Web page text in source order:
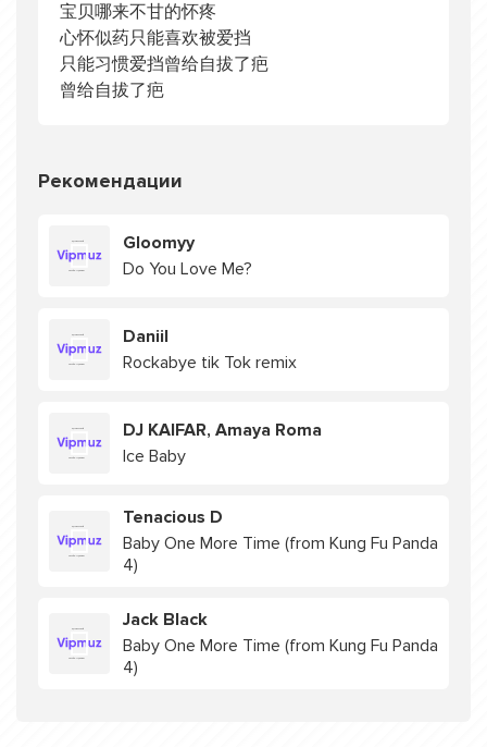
宝贝哪来不甘的怀疼
心怀似药只能喜欢被爱挡
只能习惯爱挡曾给自拔了疤
曾给自拔了疤
Рекомендации
Gloomyy
Do You Love Me?
Daniil
Rockabye tik Tok remix
DJ KAIFAR, Amaya Roma
Ice Baby
Tenacious D
Baby One More Time (from Kung Fu Panda
4)
Jack Black
Baby One More Time (from Kung Fu Panda
4)